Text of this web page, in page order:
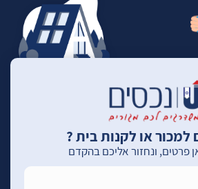
או לקנות בית ?
פרטים, ונחזור אליכם בהקדם